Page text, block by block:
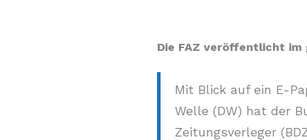
Die FAZ veröffentlicht
Mit Blick auf ein E-
Welle (DW) hat der
Zeitungsverleger